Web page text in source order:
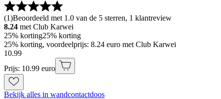
(1)Beoordeeld met 1.0 van de 5 sterren, 1 klantreview
8.24 met Club Karwei
25% korting25% korting
25% korting, voordeelprijs: 8.24 euro met Club Karwei
10.99
Prijs: 10.99 euro
Bekijk alles in wandcontactdoos